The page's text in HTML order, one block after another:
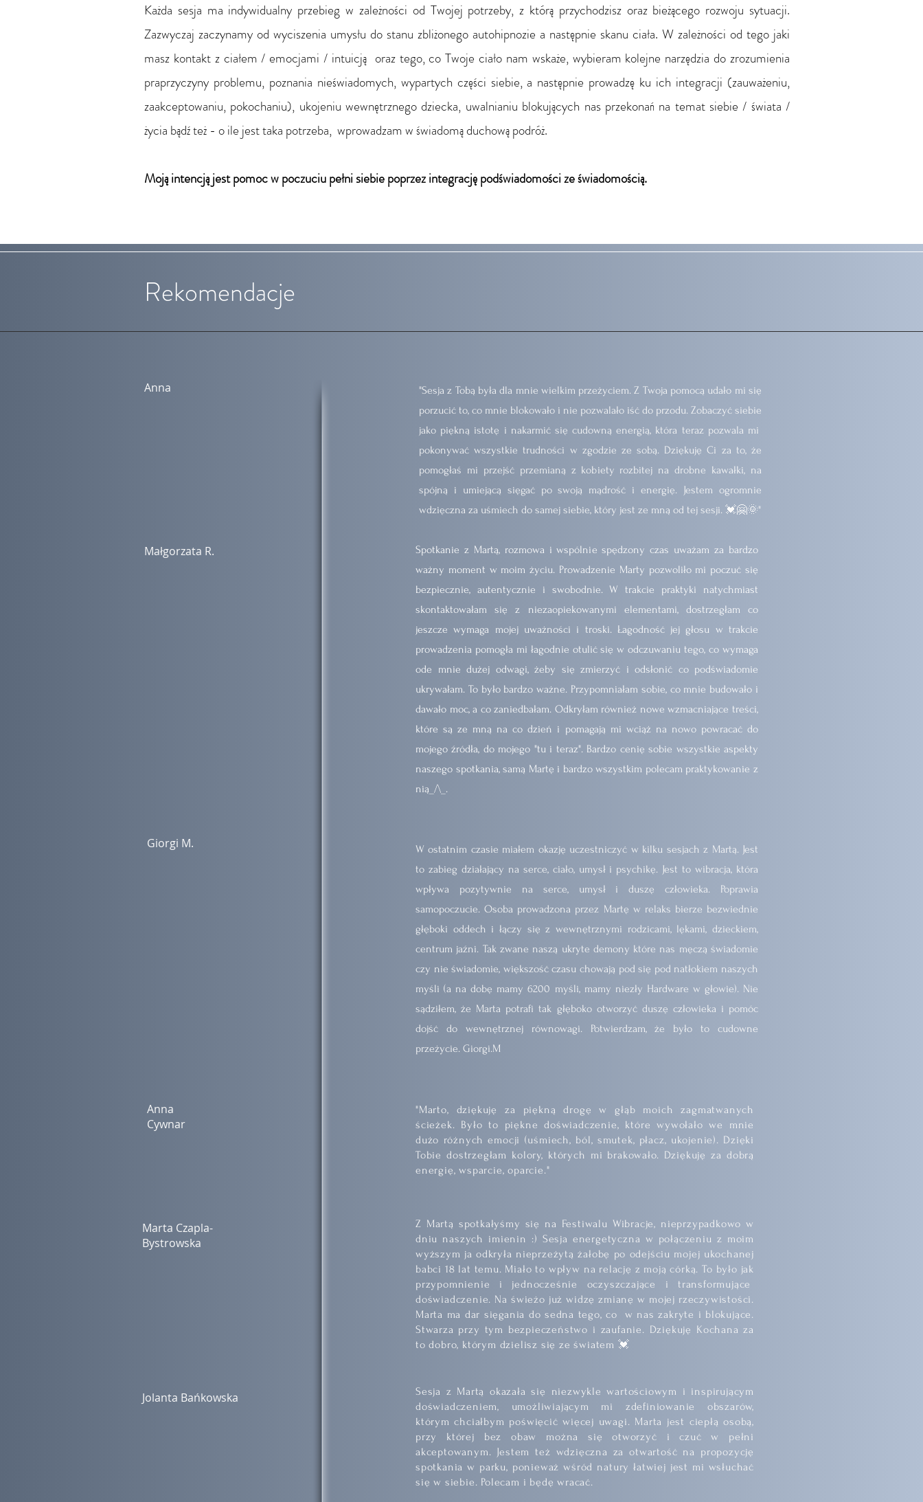
Każda sesja ma indywidualny przebieg w zależności od Twojej potrzeby, z którą przychodzisz oraz bieżącego rozwoju sytuacji.
Zazwyczaj zaczynamy od wyciszenia umysłu do stanu zbliżonego autohipnozie a następnie skanu ciała. W zależności od tego jaki
masz kontakt z ciałem / emocjami / intuicją oraz tego, co Twoje ciało nam wskaże, wybieram kolejne narzędzia do zrozumienia
praprzyczyny problemu, poznania nieświadomych, wypartych części siebie, a następnie prowadzę ku ich integracji (zauważeniu,
zaakceptowaniu, pokochaniu), ukojeniu wewnętrznego dziecka, uwalnianiu blokujących nas przekonań na temat siebie / świata /
życia bądź też - o ile jest taka potrzeba, wprowadzam w świadomą duchową podróż.
Moją intencją jest pomoc w poczuciu pełni siebie poprzez integrację podświadomości ze świadomością.
Rekomendacje
Anna
Małgorzata R.
Giorgi M.
Anna
Cywnar
Marta Czapla-
Bystrowska
Jolanta Bańkowska
"Sesja z Tobą była dla mnie wielkim przeżyciem. Z Twoja pomocą udało mi się
porzucić to, co mnie blokowało i nie pozwalało iść do przodu. Zobaczyć siebie
jako piękną istotę i nakarmić się cudowną energią, która teraz pozwala mi
pokonywać wszystkie trudności w zgodzie ze sobą. Dziękuję Ci za to, że
pomogłaś mi przejść przemianą z kobiety rozbitej na drobne kawałki, na
spójną i umiejącą sięgać po swoją mądrość i energię. Jestem ogromnie
wdzięczna za uśmiech do samej siebie, który jest ze mną od tej sesji. 💓🤗🌞"
Spotkanie z Martą, rozmowa i wspólnie spędzony czas uważam za bardzo
ważny moment w moim życiu. Prowadzenie Marty pozwoliło mi poczuć się
bezpiecznie, autentycznie i swobodnie. W trakcie praktyki natychmiast
skontaktowałam się z niezaopiekowanymi elementami, dostrzegłam co
jeszcze wymaga mojej uważności i troski. Łagodność jej głosu w trakcie
prowadzenia pomogła mi łagodnie otulić się w odczuwaniu tego, co wymaga
ode mnie dużej odwagi, żeby się zmierzyć i odsłonić co podświadomie
ukrywałam. To było bardzo ważne. Przypomniałam sobie, co mnie budowało i
dawało moc, a co zaniedbałam. Odkryłam również nowe wzmacniające treści,
które są ze mną na co dzień i pomagają mi wciąż na nowo powracać do
mojego źródła, do mojego "tu i teraz". Bardzo cenię sobie wszystkie aspekty
naszego spotkania, samą Martę i bardzo wszystkim polecam praktykowanie z
nią_/\_.
W ostatnim czasie miałem okazję uczestniczyć w kilku sesjach z Martą. Jest
to zabieg działający na serce, ciało, umysł i psychikę. Jest to wibracja, która
wpływa pozytywnie na serce, umysł i duszę człowieka. Poprawia
samopoczucie. Osoba prowadzona przez Martę w relaks bierze bezwiednie
głęboki oddech i łączy się z wewnętrznymi rodzicami, lękami, dzieckiem,
centrum jaźni. Tak zwane naszą ukryte demony które nas męczą świadomie
czy nie świadomie, większość czasu chowają pod się pod natłokiem naszych
myśli (a na dobę mamy 6200 myśli, mamy niezły Hardware w głowie). Nie
sądziłem, że Marta potrafi tak głęboko otworzyć duszę człowieka i pomóc
dojść do wewnętrznej równowagi. Potwierdzam, że było to cudowne
przeżycie. Giorgi.M
"Marto, dziękuję za piękną drogę w głąb moich zagmatwanych
ścieżek. Było to piękne doświadczenie, które wywołało we mnie
dużo różnych emocji (uśmiech, ból, smutek, płacz, ukojenie). Dzięki
Tobie dostrzegłam kolory, których mi brakowało. Dziękuję za dobrą
energię, wsparcie, oparcie."
Z Martą spotkałyśmy się na Festiwalu Wibracje, nieprzypadkowo w
dniu naszych imienin :) Sesja energetyczna w połączeniu z moim
wyższym ja odkryła nieprzeżytą żałobę po odejściu mojej ukochanej
babci 18 lat temu. Miało to wpływ na relację z moją córką. To było jak
przypomnienie i jednocześnie oczyszczające i transformujące
doświadczenie. Na świeżo już widzę zmianę w mojej rzeczywistości.
Marta ma dar sięgania do sedna tego, co w nas zakryte i blokujące.
Stwarza przy tym bezpieczeństwo i zaufanie. Dziękuję Kochana za
to dobro, którym dzielisz się ze światem 💓
Sesja z Martą okazała się niezwykle wartościowym i inspirującym
doświadczeniem, umożliwiającym mi zdefiniowanie obszarów,
którym chciałbym poświęcić więcej uwagi. Marta jest ciepłą osobą,
przy której bez obaw można się otworzyć i czuć w pełni
akceptowanym. Jestem też wdzięczna za otwartość na propozycję
spotkania w parku, ponieważ wśród natury łatwiej jest mi wsłuchać
się w siebie. Polecam i będę wracać.